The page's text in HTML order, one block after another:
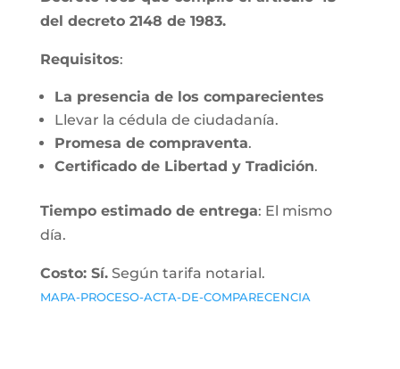
del decreto 2148 de 1983.
Requisitos:
La presencia de los comparecientes
Llevar la cédula de ciudadanía.
Promesa de compraventa.
Certificado de Libertad y Tradición.
Tiempo estimado de entrega: El mismo
día.
Costo: Sí.Según tarifa notarial.
MAPA-PROCESO-ACTA-DE-COMPARECENCIA